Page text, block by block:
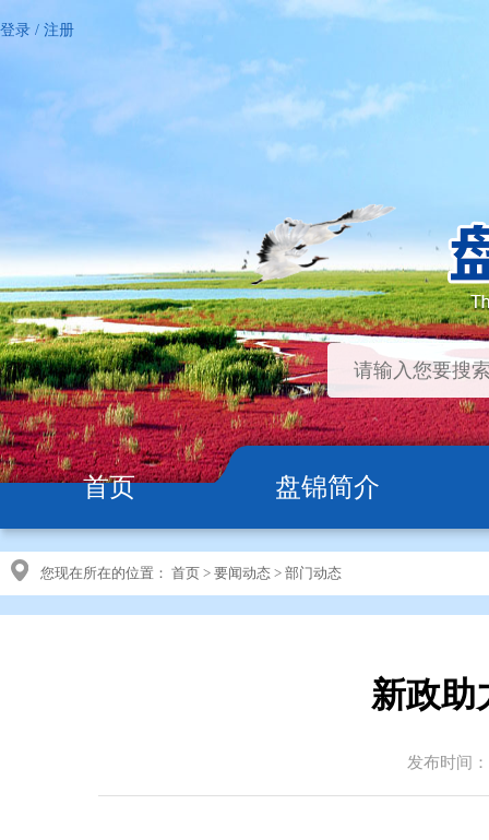
登录 / 注册
首页 盘锦简介
您现在所在的位置： 首页 > 要闻动态 > 部门动态
新政助
发布时间